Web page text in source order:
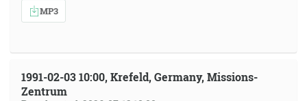
MP3
1991-02-03 10:00, Krefeld, Germany, Missions-
Zentrum